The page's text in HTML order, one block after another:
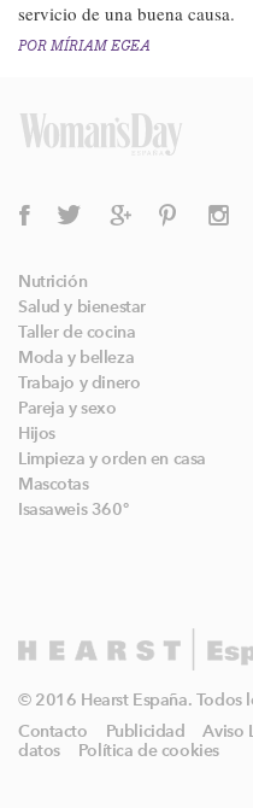
servicio de una buena causa.
POR MÍRIAM EGEA
Nutrición
Salud y bienestar
Taller de cocina
Moda y belleza
Trabajo y dinero
Pareja y sexo
Hijos
Limpieza y orden en casa
Mascotas
Isasaweis 360º
© 2016 Hearst España. Todos
Contacto
Publicidad Aviso
datos
Política de cookies